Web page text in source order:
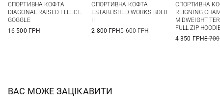
XXL
СПОРТИВНА КОФТА
DIAGONAL RAISED FLEECE
GOGGLE
16 500 ГРН
XXL
СПОРТИВНА КОФТА
ESTABLISHED WORKS BOLD
II
2 800 ГРН5 600 ГРН
XXL
СПОРТИВНА
REIGNING
MIDWEIGHT
FULL ZIP
4 350 ГРН8
ВАС МОЖЕ ЗАЦІКАВИТИ